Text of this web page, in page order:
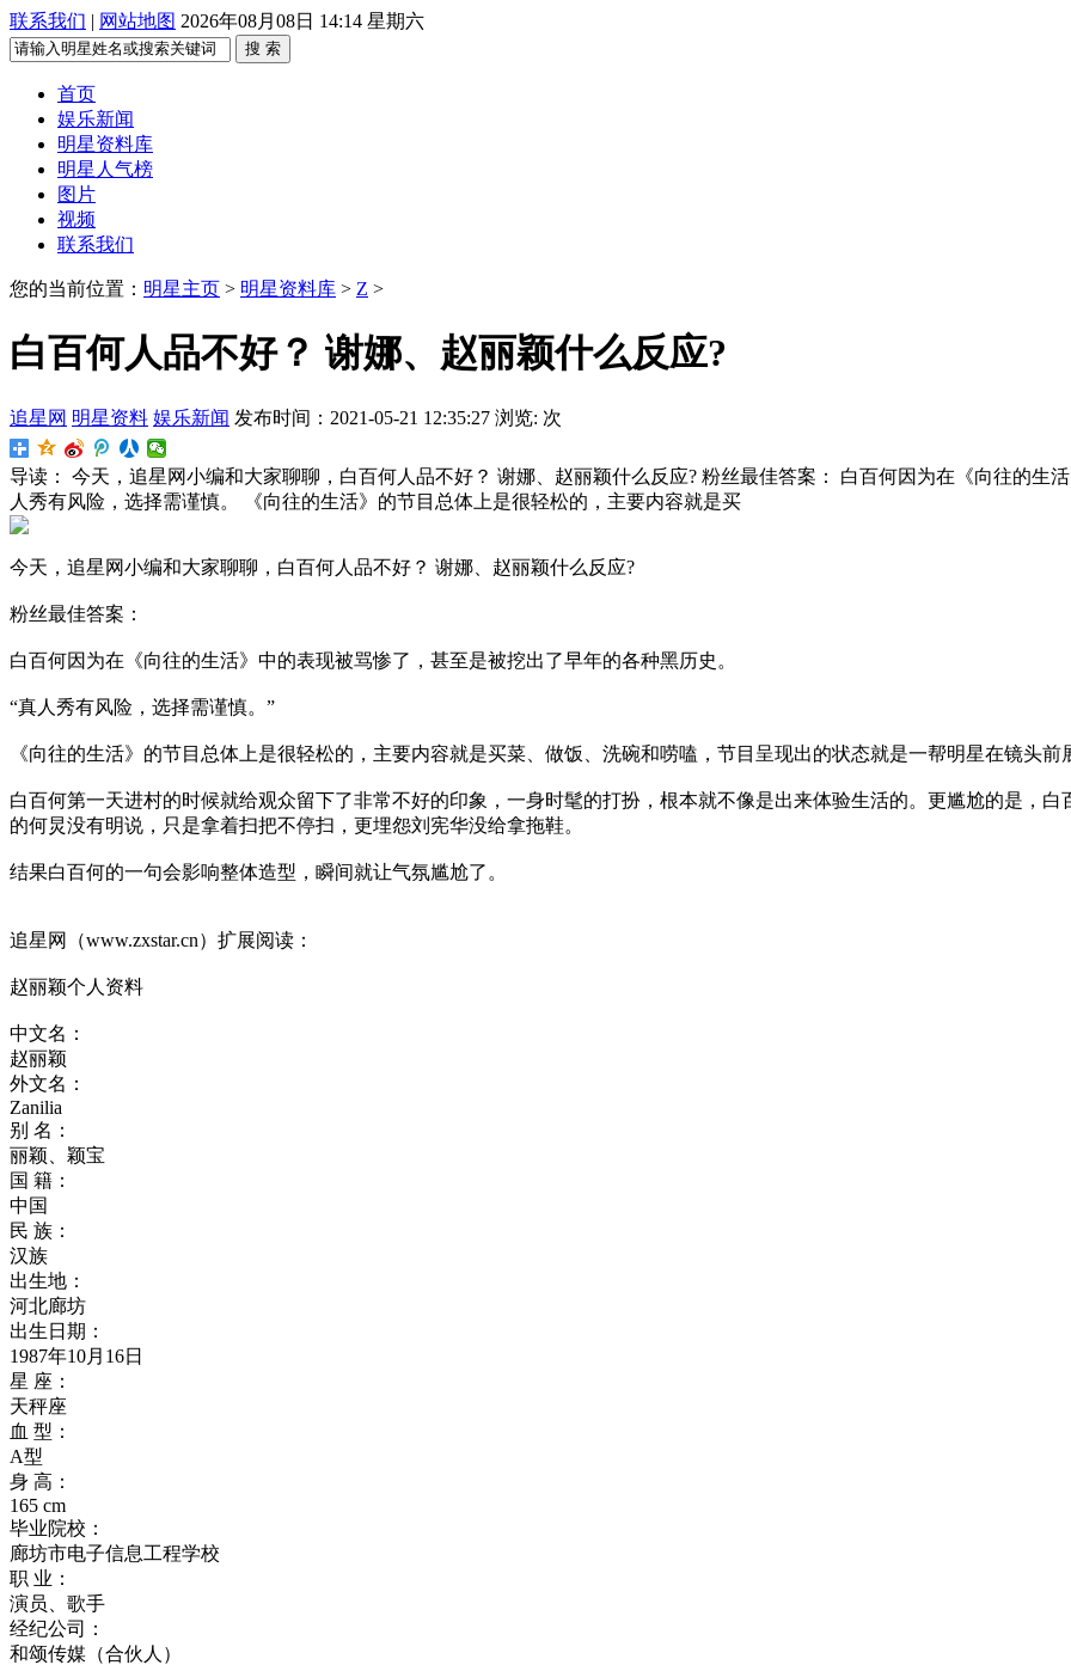
联系我们 | 网站地图 2026年08月08日 14:14 星期六
搜 索
首页
娱乐新闻
明星资料库
明星人气榜
图片
视频
联系我们
您的当前位置： 明星主页 > 明星资料库 > Z >
白百何人品不好？ 谢娜、赵丽颖什么反应?
追星网 明星资料 娱乐新闻 发布时间：2021-05-21 12:35:27 浏览: 次
导读：
今天，追星网小编和大家聊聊，白百何人品不好？ 谢娜、赵丽颖什么反应? 粉丝最佳答案： 白百何因为在《向往的生
人秀有风险，选择需谨慎。 《向往的生活》的节目总体上是很轻松的，主要内容就是买
今天，追星网小编和大家聊聊，白百何人品不好？ 谢娜、赵丽颖什么反应?
粉丝最佳答案：
白百何因为在《向往的生活》中的表现被骂惨了，甚至是被挖出了早年的各种黑历史。
“真人秀有风险，选择需谨慎。”
《向往的生活》的节目总体上是很轻松的，主要内容就是买菜、做饭、洗碗和唠嗑，节目呈现出的状态就是一帮明星在镜头前
白百何第一天进村的时候就给观众留下了非常不好的印象，一身时髦的打扮，根本就不像是出来体验生活的。更尴尬的是，
的何炅没有明说，只是拿着扫把不停扫，更埋怨刘宪华没给拿拖鞋。
结果白百何的一句会影响整体造型，瞬间就让气氛尴尬了。
追星网（www.zxstar.cn）扩展阅读：
赵丽颖个人资料
中文名：
赵丽颖
外文名：
Zanilia
别 名：
丽颖、颖宝
国 籍：
中国
民 族：
汉族
出生地：
河北廊坊
出生日期：
1987年10月16日
星 座：
天秤座
血 型：
A型
身 高：
165 cm
毕业院校：
廊坊市电子信息工程学校
职 业：
演员、歌手
经纪公司：
和颂传媒（合伙人）